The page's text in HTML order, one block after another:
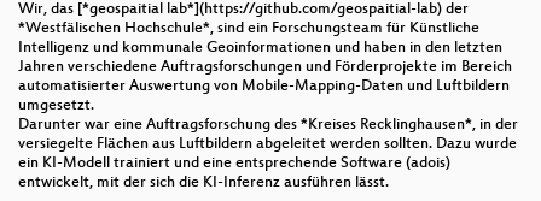
Wir, das [*geospaitial lab*](https://github.com/geospaitial-lab) der
*Westfälischen Hochschule*, sind ein Forschungsteam für Künstliche
Intelligenz und kommunale Geoinformationen und haben in den letzten
Jahren verschiedene Auftragsforschungen und Förderprojekte im Bereich
automatisierter Auswertung von Mobile-Mapping-Daten und Luftbildern
umgesetzt.
Darunter war eine Auftragsforschung des *Kreises Recklinghausen*, in der
versiegelte Flächen aus Luftbildern abgeleitet werden sollten. Dazu wurde
ein KI-Modell trainiert und eine entsprechende Software (adois)
entwickelt, mit der sich die KI-Inferenz ausführen lässt.